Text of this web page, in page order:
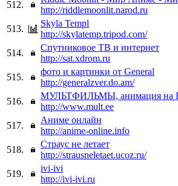
512.
http://riddlemoonlit.narod.ru
513.
Skyla Templ
http://skylatemp.tripod.com/
514.
Спутниковое ТВ и интернет
http://sat.xdrom.ru
515.
фото и картинки от General
http://generalzver.do.am/
516.
МУЛЬТФИЛЬМЫ, анимация на
http://www.mult.ee
517.
Аниме онлайн
http://anime-online.info
518.
Страус не летает
http://strausneletaet.ucoz.ru/
519.
ivi-ivi
http://ivi-ivi.ru